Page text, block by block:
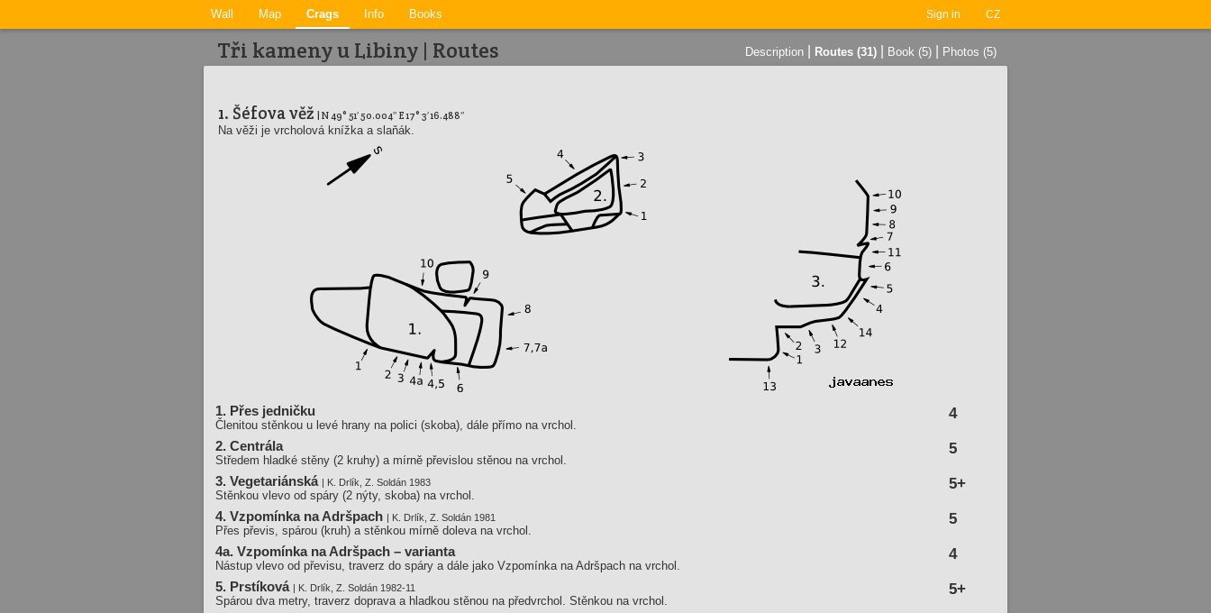
Sign in CZ
Wall Map Crags Info Books
Tři kameny u Libiny | Routes Description Routes (31) Book (5) Photos (5)
1. Šéfova věž | N 49° 51′ 50.004″ E 17° 3′ 16.488″
Na věži je vrcholová knížka a slaňák.
1. Přes jedničku 4
Členitou stěnkou u levé hrany na polici (skoba), dále přímo na vrchol.
2. Centrála 5
Středem hladké stěny (2 kruhy) a mírně převislou stěnou na vrchol.
3. Vegetariánská | K. Drlík, Z. Soldán 1983 5+
Stěnkou vlevo od spáry (2 nýty, skoba) na vrchol.
4. Vzpomínka na Adršpach | K. Drlík, Z. Soldán 1981 5
Přes převis, spárou (kruh) a stěnkou mírně doleva na vrchol.
4a. Vzpomínka na Adršpach – varianta 4
Nástup vlevo od převisu, traverz do spáry a dále jako Vzpomínka na Adršpach na vrchol.
5. Prstíková | K. Drlík, Z. Soldán 1982-11 5+
Spárou dva metry, traverz doprava a hladkou stěnou na předvrchol. Stěnkou na vrchol.